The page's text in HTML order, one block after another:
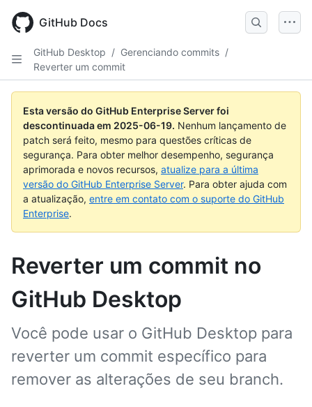
main
GitHub Docs
GitHub Desktop / Gerenciando commits /
Reverter um commit
Esta versão do GitHub Enterprise Server foi
descontinuada em 2025-06-19. Nenhum lançamento de
patch será feito, mesmo para questões críticas de
segurança. Para obter melhor desempenho, segurança
aprimorada e novos recursos, atualize para a última
versão do GitHub Enterprise Server. Para obter ajuda com
a atualização, entre em contato com o suporte do GitHub
Enterprise.
Reverter um commit no
GitHub Desktop
Você pode usar o GitHub Desktop para
reverter um commit específico para
remover as alterações de seu branch.